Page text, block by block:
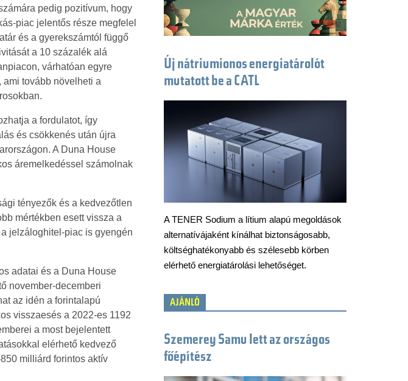
pedig pozitívum, hogy
piac jelentős része megfelel
és a gyerekszámtól függő
a 10 százalék alá
várhatóan egyre
tovább növelheti a
a fordulatot, így
és csökkenés után újra
A Duna House
áremelkedéssel számolnak
tényezők és a kedvezőtlen
mértékben esett vissza a
jelzáloghitel-piac is gyengén
adatai és a Duna House
november-decemberi
az idén a forintalapú
visszaesés a 2022-es 1192
a most bejelentett
elérhető kedvező
milliárd forintos aktív
Új nátriumionos energiatárolót
mutatott be a CATL
A TENER Sodium a lítium alapú megoldások
alternatívájaként kínálhat biztonságosabb,
költséghatékonyabb és szélesebb körben
elérhető energiatárolási lehetőséget.
AJÁNLÓ
Szemerey Samu lett az országos
főépítész